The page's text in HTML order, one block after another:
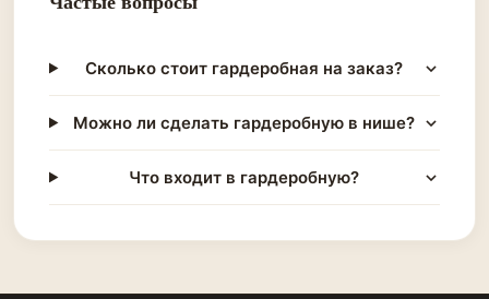
Сколько стоит гардеробная на заказ?
Можно ли сделать гардеробную в нише?
Что входит в гардеробную?